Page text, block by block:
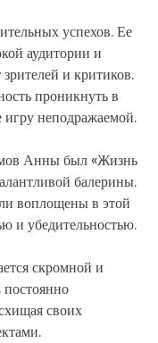
успехов. Ее
аудитории и
и критиков.
проникнуть в
игру неподражаемой.
Анны был «Жизнь
балерины.
воплощены в этой
и убедительностью.
скромной и
своих